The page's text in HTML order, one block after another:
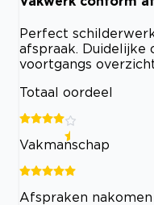
Perfect
afspraak. Duidelijke
voortgangs
Totaal oordeel
Vakmanschap
Afspraken nakomen